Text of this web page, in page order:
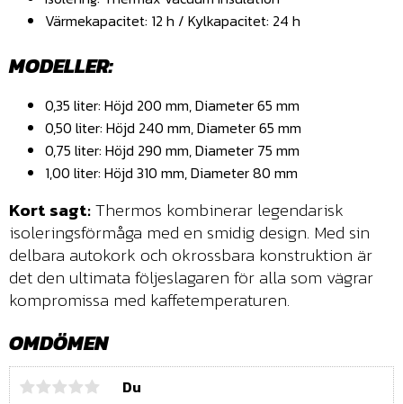
Värmekapacitet: 12 h / Kylkapacitet: 24 h
MODELLER:
0,35 liter: Höjd 200 mm, Diameter 65 mm
0,50 liter: Höjd 240 mm, Diameter 65 mm
0,75 liter: Höjd 290 mm, Diameter 75 mm
1,00 liter: Höjd 310 mm, Diameter 80 mm
Kort sagt:Thermos kombinerar legendarisk
isoleringsförmåga med en smidig design. Med sin
delbara autokork och okrossbara konstruktion är
det den ultimata följeslagaren för alla som vägrar
kompromissa med kaffetemperaturen.
OMDÖMEN
Du